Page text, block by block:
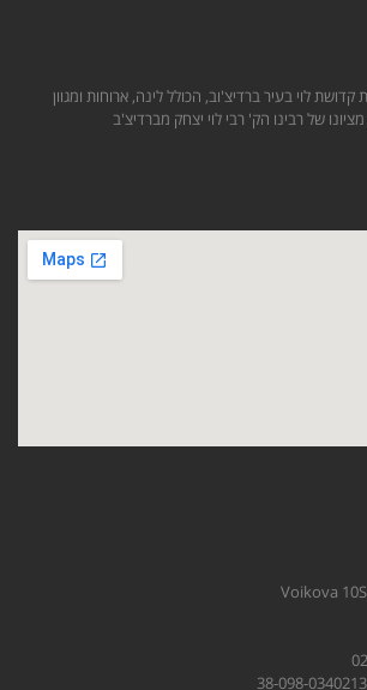
לוי בעיר ברדיצ'וב, הכולל לינה, ארוחות ומגוון
של רבינו הק' רבי לוי יצחק מברדיצ'ב
Voikova